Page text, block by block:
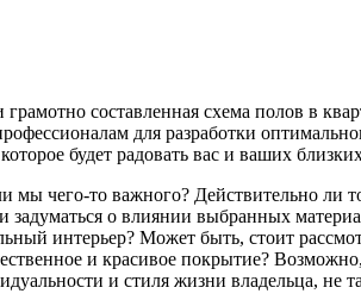
составленная схема полов в
для разработки
будет радовать вас и ваших
мы чего-то важного? Действительно ли
задуматься о влиянии выбранных
интерьер? Может быть, стоит
и красивое покрытие?
и стиля жизни владельца, не